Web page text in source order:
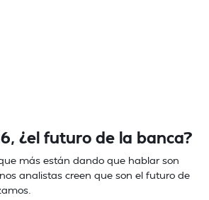
¿el futuro de la banca?
más están dando que hablar son
analistas creen que son el futuro de